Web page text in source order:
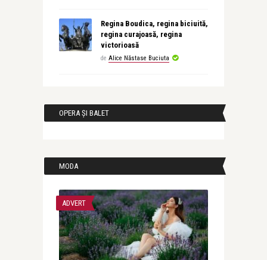
Regina Boudica, regina biciuită,
regina curajoasă, regina
victorioasă
de Alice Năstase Buciuta
OPERA ȘI BALET
MODA
ADVERT